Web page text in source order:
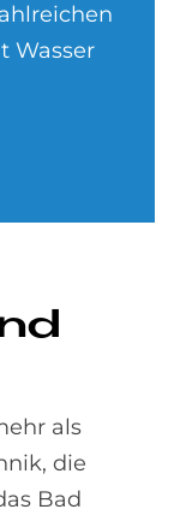
Wasser
als
die
Bad